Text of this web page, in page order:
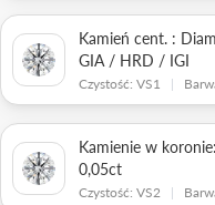
Kamień cent. :
GIA / HRD / IGI
Czystość: VS1 |
Kamienie w
0,05ct
Czystość: VS2 |